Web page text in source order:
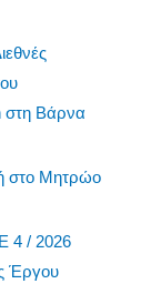
στη Βάρνα
στο Μητρώο
4 / 2026
Έργου